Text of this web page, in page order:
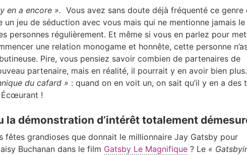
en a encore ». Vous avez sans doute déjà fréquenté ce genre
un jeu de séduction avec vous mais qui ne mentionne jamais
personnes régulièrement. Et même si vous en parlez pour
une relation monogame et honnête, cette personne
Pire, vous pensiez savoir combien de partenaires de
partenaire, mais en réalité, il pourrait y en avoir bien plus.
du cafard » : quand on en voit un, on sait qu’il y en a des
Écœurant !
la démonstration d’intérêt totalement
fêtes grandioses que donnait le millionnaire Jay Gatsby pour
Buchanan dans le film Gatsby Le Magnifique ? Le «